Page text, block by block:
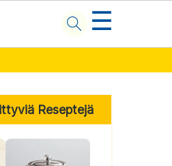
☰
Reseptejä